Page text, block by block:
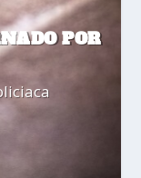
POR